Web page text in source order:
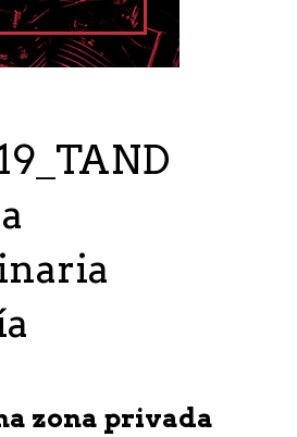
zona privada